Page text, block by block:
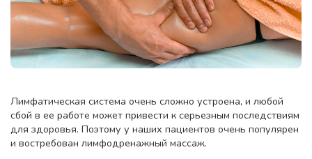
Лимфатическая система очень сложно устроена, и любой
сбой в ее работе может привести к серьезным последствиям
для здоровья. Поэтому у наших пациентов очень популярен
и востребован лимфодренажный массаж.